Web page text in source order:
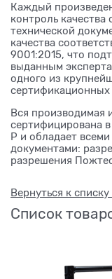
Каждый
контроль
технической
качества
9001:2015, что
выданным
одного из
сертификационных
Вся производимая
сертифицирована
Р и обладает
документами:
разрешения
Вернуться к
Список